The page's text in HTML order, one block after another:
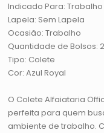
Indicado Para: Trabalho
Lapela: Sem Lapela
Ocasião: Trabalho
Quantidade de Bolsos: 2
Tipo: Colete
Cor: Azul Royal
O Colete Alfaiataria
perfeita para quem
ambiente de trabalho.